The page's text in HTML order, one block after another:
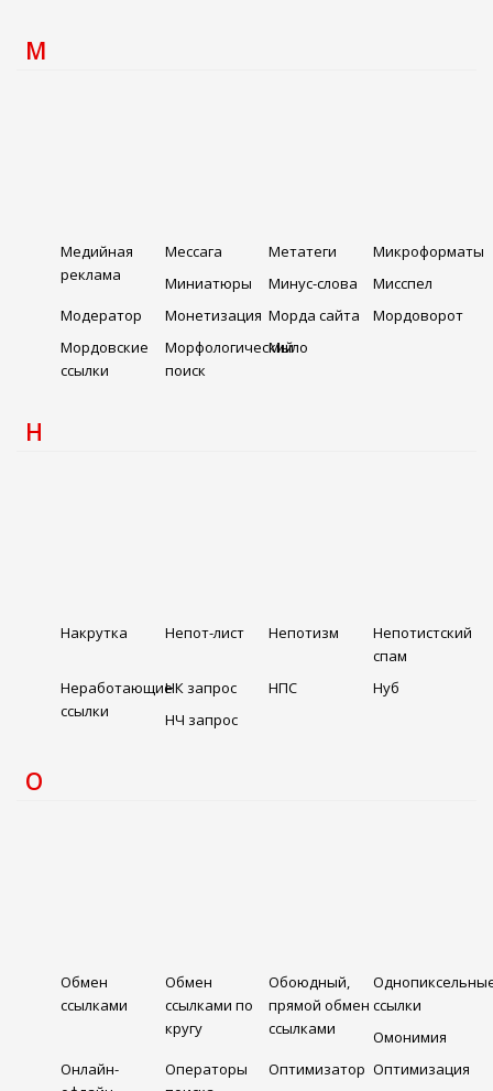
М
Медийная
реклама
Мессага Метатеги
Микроформаты
Миниатюры
Минус-слова
Мисспел
Модератор
Монетизация Морда сайта
Мордоворот
Мордовские
ссылки
Морфологический
поиск
Мыло
Н
Накрутка Непот-лист Непотизм
Непотистский
спам
Неработающие
ссылки
НК запрос НПС
Нуб
НЧ запрос
О
Обмен
ссылками
Обмен
ссылками по
кругу
Обоюдный,
прямой обмен
ссылками
ссылки
Омонимия
Онлайн-
Операторы
Оптимизатор Оптимизация